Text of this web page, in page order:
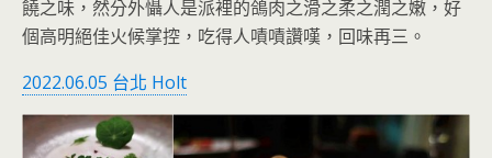
饒之味，然分外懾人是派裡的鴿肉之滑之柔之潤之嫩，好
個高明絕佳火候掌控，吃得人嘖嘖讚嘆，回味再三。
2022.06.05 台北 Holt